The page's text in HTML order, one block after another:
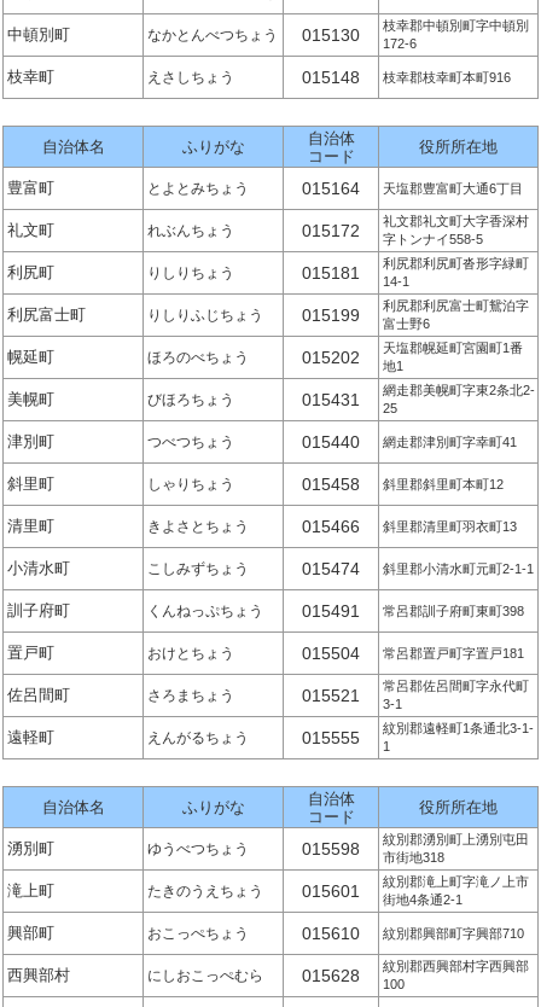
中頓別町 なかとんべつちょう 015130
枝幸郡中頓別町字中頓別
172-6
枝幸町 えさしちょう 015148 枝幸郡枝幸町本町916
自治体名 ふりがな
自治体
コード
役所所在地
豊富町 とよとみちょう 015164 天塩郡豊富町大通6丁目
礼文町 れぶんちょう 015172
礼文郡礼文町大字香深村
字トンナイ558-5
利尻町 りしりちょう 015181
利尻郡利尻町沓形字緑町
14-1
利尻富士町 りしりふじちょう 015199
利尻郡利尻富士町鴛泊字
富士野6
幌延町 ほろのべちょう 015202
天塩郡幌延町宮園町1番
地1
美幌町 びほろちょう 015431
網走郡美幌町字東2条北2-
25
津別町 つべつちょう 015440 網走郡津別町字幸町41
斜里町 しゃりちょう 015458 斜里郡斜里町本町12
清里町 きよさとちょう 015466 斜里郡清里町羽衣町13
小清水町 こしみずちょう 015474 斜里郡小清水町元町2-1-1
訓子府町 くんねっぷちょう 015491 常呂郡訓子府町東町398
置戸町 おけとちょう 015504 常呂郡置戸町字置戸181
佐呂間町 さろまちょう 015521
常呂郡佐呂間町字永代町
3-1
遠軽町 えんがるちょう 015555
紋別郡遠軽町1条通北3-1-
1
自治体名 ふりがな
自治体
コード
役所所在地
湧別町 ゆうべつちょう 015598
紋別郡湧別町上湧別屯田
市街地318
滝上町 たきのうえちょう 015601
紋別郡滝上町字滝ノ上市
街地4条通2-1
興部町 おこっぺちょう 015610 紋別郡興部町字興部710
西興部村 にしおこっぺむら 015628
紋別郡西興部村字西興部
100